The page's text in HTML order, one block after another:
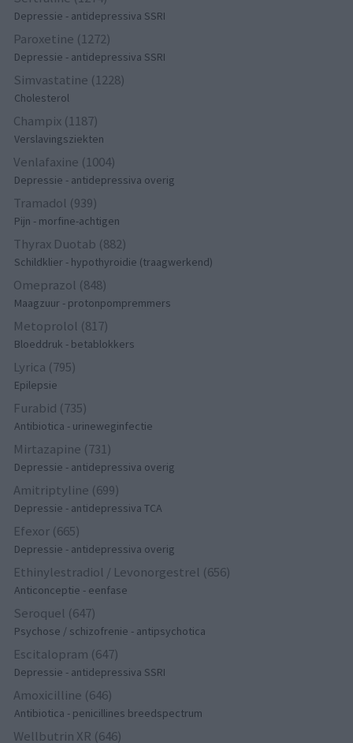
Depressie - antidepressiva SSRI
Paroxetine (1272)
Depressie - antidepressiva SSRI
Simvastatine (1228)
Cholesterol
Champix (1187)
Verslavingsziekten
Venlafaxine (1004)
Depressie - antidepressiva overig
Tramadol (939)
Pijn - morfine-achtigen
Thyrax Duotab (882)
Schildklier - hypothyroidie (traagwerkend)
Omeprazol (848)
Maagzuur - protonpompremmers
Metoprolol (817)
Bloeddruk - betablokkers
Lyrica (795)
Epilepsie
Furabid (735)
Antibiotica - urineweginfectie
Mirtazapine (731)
Depressie - antidepressiva overig
Amitriptyline (699)
Depressie - antidepressiva TCA
Efexor (665)
Depressie - antidepressiva overig
Ethinylestradiol / Levonorgestrel (656)
Anticonceptie - eenfase
Seroquel (647)
Psychose / schizofrenie - antipsychotica
Escitalopram (647)
Depressie - antidepressiva SSRI
Amoxicilline (646)
Antibiotica - penicillines breedspectrum
Wellbutrin XR (646)